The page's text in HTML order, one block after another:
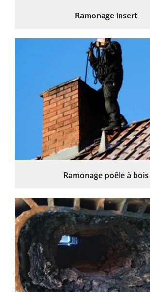
Ramonage insert
Ramonage poêle à bois